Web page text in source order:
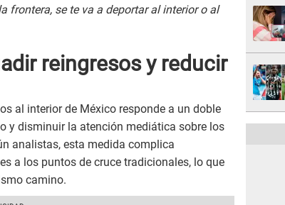
frontera, se te va a deportar al interior o al
reingresos y reducir
al interior de México responde a un doble
y disminuir la atención mediática sobre los
analistas, esta medida complica
a los puntos de cruce tradicionales, lo que
camino.